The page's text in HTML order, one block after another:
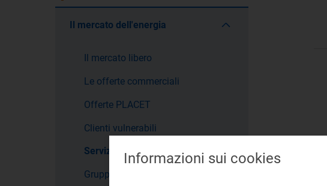
Il mercato dell'energia
Il mercato libero
Le offerte commerciali
Offerte PLACET
Clienti vulnerabili
Servizio a tutele graduali
Gruppi d'acquisto
Informazioni sui cookies